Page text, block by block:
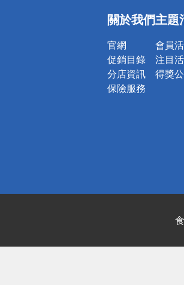
關於我們
官網
促銷目錄
分店資訊
保險服務
主題
會員
注目
得獎